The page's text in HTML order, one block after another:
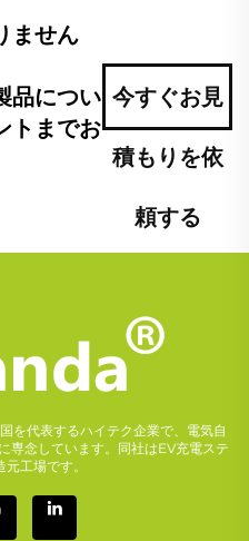
ません
品につい
トまでお
今すぐお見
積もりを依
頼する
を代表するハイテク企業で、電気自
専念しています。同社はEV充電ステ
工場です。